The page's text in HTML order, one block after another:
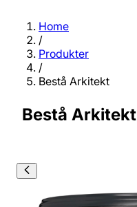
Home
/
Produkter
/
Bestå Arkitekt
Bestå Arkitekt